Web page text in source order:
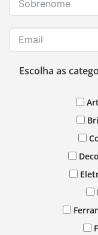
Escolha as